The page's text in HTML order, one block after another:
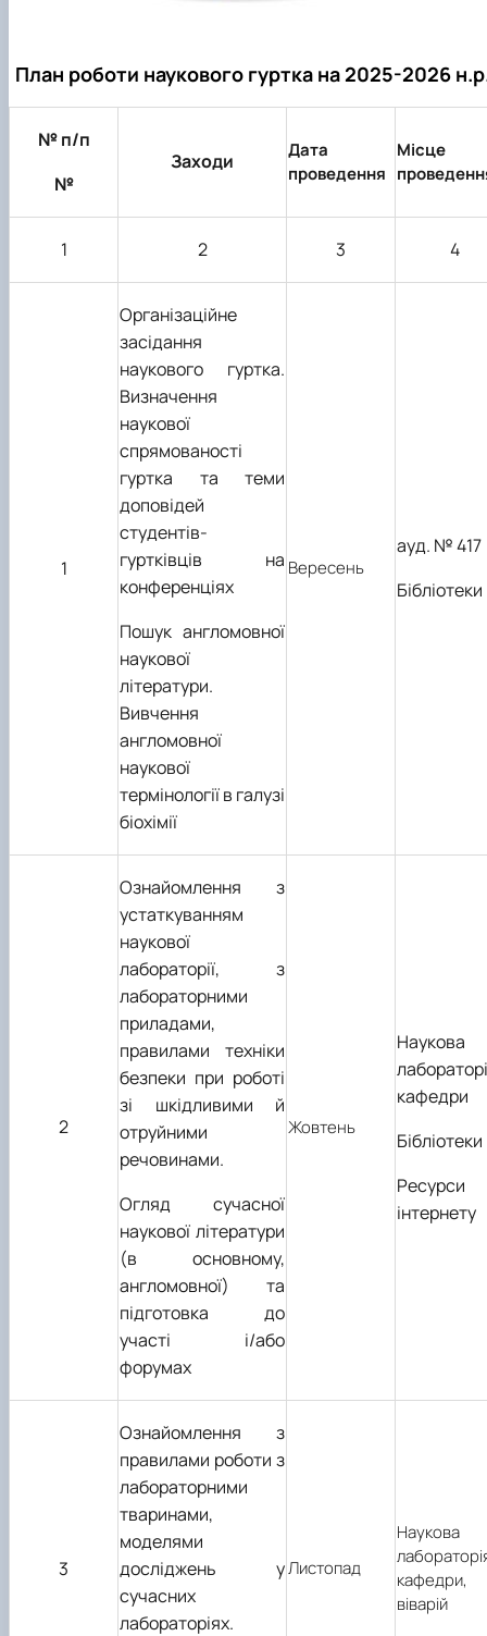
План роботи наукового гуртка на 2025-2026
№ п/п
№
Заходи
Дата
проведення
Місце
1 2 3 4
1
Організаційне
засідання
наукового гуртка.
Визначення
наукової
спрямованості
гуртка та теми
доповідей
студентів-
гуртківців на
конференціях
Пошук англомовної
наукової
літератури.
Вивчення
англомовної
наукової
термінології в галузі
біохімії
Вересень
ауд. № 417
Бібліотеки
2
Ознайомлення з
устаткуванням
наукової
лабораторії, з
лабораторними
приладами,
правилами техніки
безпеки при роботі
зі шкідливими й
отруйними
речовинами.
Огляд сучасної
наукової літератури
(в основному,
англомовної) та
підготовка до
участі і/або
форумах
Жовтень
Наукова
кафедри
Бібліотеки
Ресурси
інтернету
3
Ознайомлення з
правилами роботи з
лабораторними
тваринами,
моделями
досліджень у
сучасних
лабораторіях.
Листопад
Наукова
кафедри,
віварій